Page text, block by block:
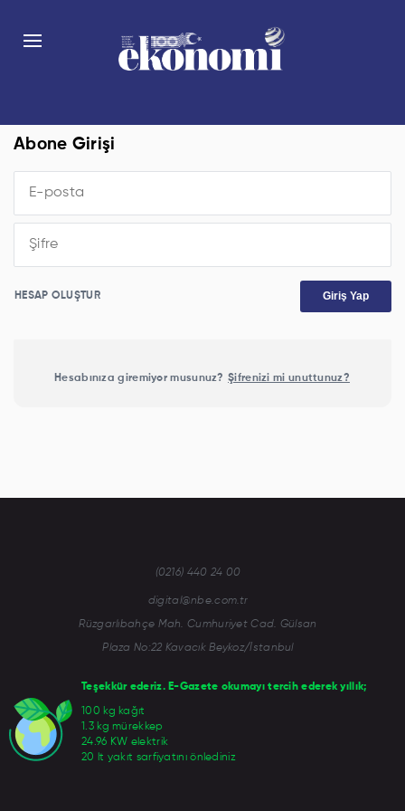
Abone Girişi
HESAP OLUŞTUR Giriş Yap
Hesabınıza giremiyor musunuz? Şifrenizi mi unuttunuz?
Teşekkür ederiz. E-Gazete okumayı tercih ederek yıllık;
100 kg kağıt
1.3 kg mürekkep
24.96 KW elektrik
20 lt yakıt sarfiyatını önlediniz
(0216) 440 24 00
digital@nbe.com.tr
Rüzgarlıbahçe Mah. Cumhuriyet Cad. Gülsan
Plaza No:22 Kavacık Beykoz/İstanbul